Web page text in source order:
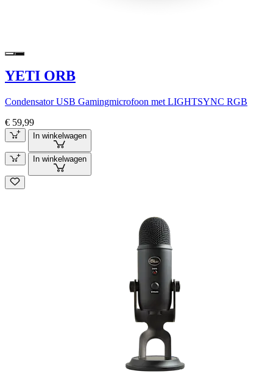
YETI ORB
Condensator USB Gamingmicrofoon met LIGHTSYNC RGB
€ 59,99
In winkelwagen
In winkelwagen